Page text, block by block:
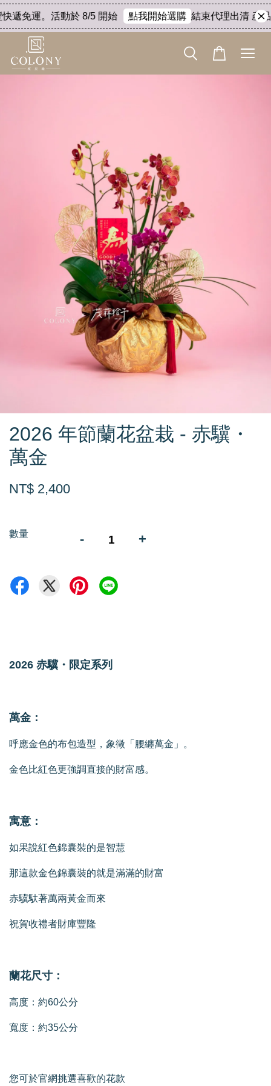
遞免運。活動於 8/5 開始 點我開始選購 結束代理出清 產品
2026 年節蘭花盆栽 - 赤驥・
萬金
NT$ 2,400
數量 - +
2026 赤驥・限定系列
萬金：
呼應金色的布包造型，象徵「腰纏萬金」。
金色比紅色更強調直接的財富感。
寓意：
如果說紅色錦囊裝的是智慧
那這款金色錦囊裝的就是滿滿的財富
赤驥馱著萬兩黃金而來
祝賀收禮者財庫豐隆
蘭花尺寸：
高度：約60公分
寬度：約35公分
您可於官網挑選喜歡的花款